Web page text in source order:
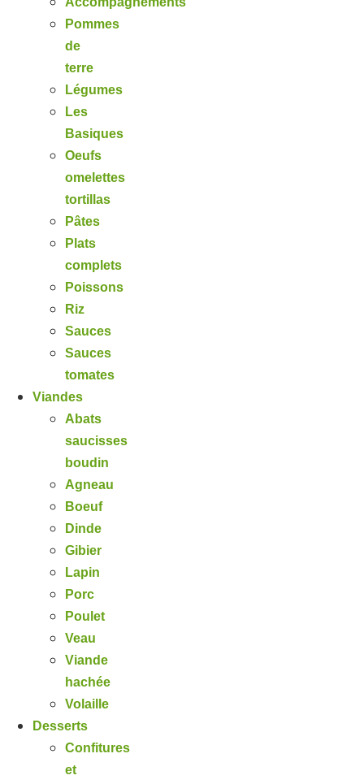
Pommes
de
terre
Légumes
Les
Basiques
Oeufs
omelettes
tortillas
Pâtes
Plats
complets
Poissons
Riz
Sauces
Sauces
tomates
Viandes
Abats
saucisses
boudin
Agneau
Boeuf
Dinde
Gibier
Lapin
Porc
Poulet
Veau
Viande
hachée
Volaille
Desserts
Confitures
et